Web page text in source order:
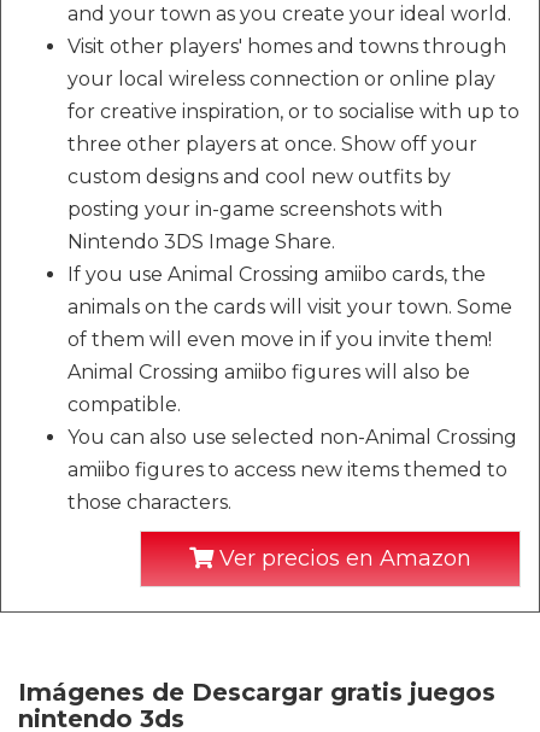
and your town as you create your ideal world.
Visit other players' homes and towns through
your local wireless connection or online play
for creative inspiration, or to socialise with up to
three other players at once. Show off your
custom designs and cool new outfits by
posting your in-game screenshots with
Nintendo 3DS Image Share.
If you use Animal Crossing amiibo cards, the
animals on the cards will visit your town. Some
of them will even move in if you invite them!
Animal Crossing amiibo figures will also be
compatible.
You can also use selected non-Animal Crossing
amiibo figures to access new items themed to
those characters.
Ver precios en Amazon
Imágenes de Descargar gratis juegos
nintendo 3ds